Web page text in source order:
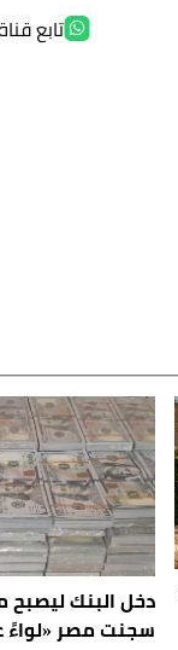
تابع
دخل البنك ليصبح
سجنت مصر «لواءً